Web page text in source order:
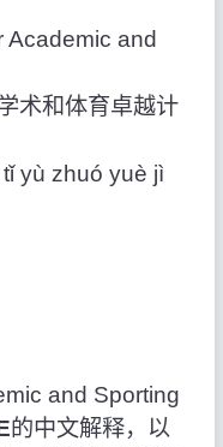
Academic and
术和体育卓越计
yù zhuó yuè jì
and Sporting
的中文解释，以